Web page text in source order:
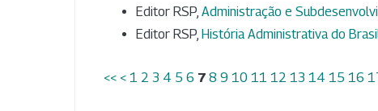
Editor RSP, Administração e
Editor RSP, História Administrativa do
<< < 1 2 3 4 5 6 7 8 9 10 11 12 13 14 15 16